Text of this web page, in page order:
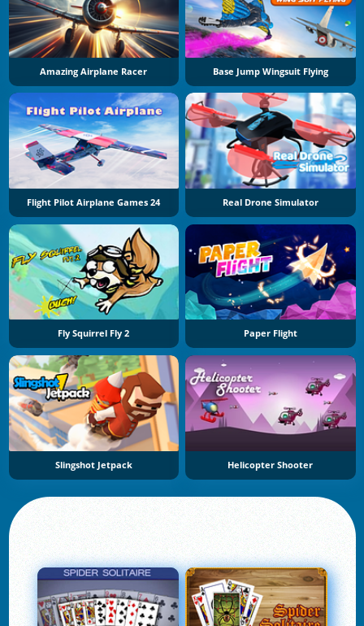
Amazing Airplane Racer Base Jump Wingsuit Flying
Flight Pilot Airplane Games 24 Real Drone Simulator
Fly Squirrel Fly 2 Paper Flight
Slingshot Jetpack Helicopter Shooter